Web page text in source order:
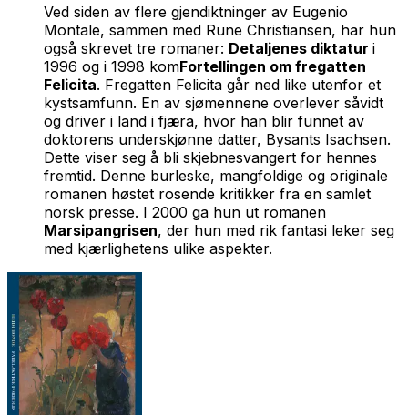
Ved siden av flere gjendiktninger av Eugenio
Montale, sammen med Rune Christiansen, har hun
også skrevet tre romaner: Detaljenes diktatur i
1996 og i 1998 komFortellingen om fregatten
Felicita. Fregatten Felicita går ned like utenfor et
kystsamfunn. En av sjømennene overlever såvidt
og driver i land i fjæra, hvor han blir funnet av
doktorens underskjønne datter, Bysants Isachsen.
Dette viser seg å bli skjebnesvangert for hennes
fremtid. Denne burleske, mangfoldige og originale
romanen høstet rosende kritikker fra en samlet
norsk presse. I 2000 ga hun ut romanen
Marsipangrisen, der hun med rik fantasi leker seg
med kjærlighetens ulike aspekter.